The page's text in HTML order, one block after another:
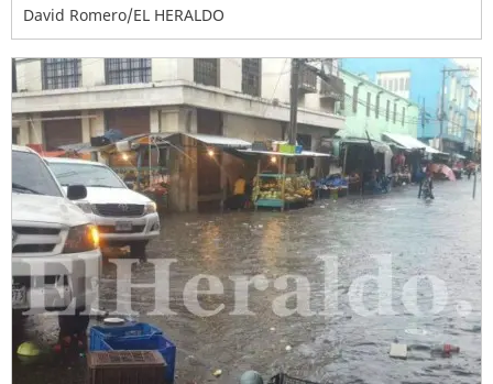
David Romero/EL HERALDO